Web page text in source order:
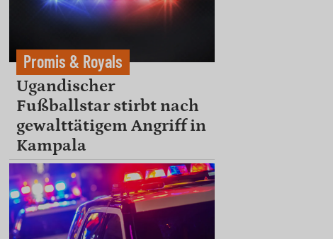
Promis & Royals
Ugandischer
Fußballstar stirbt nach
gewalttätigem Angriff in
Kampala